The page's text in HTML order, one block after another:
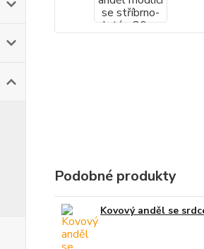
Podobné produkty
Kovový anděl se